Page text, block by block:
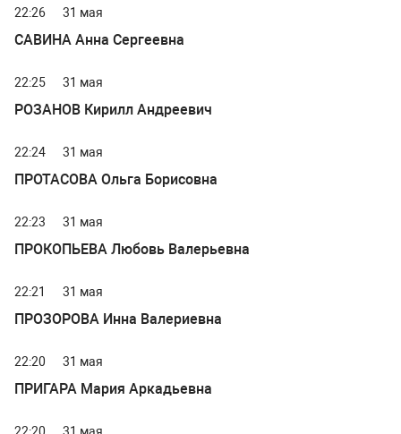
22:26 31 мая
САВИНА Анна Сергеевна
22:25 31 мая
РОЗАНОВ Кирилл Андреевич
22:24 31 мая
ПРОТАСОВА Ольга Борисовна
22:23 31 мая
ПРОКОПЬЕВА Любовь Валерьевна
22:21 31 мая
ПРОЗОРОВА Инна Валериевна
22:20 31 мая
ПРИГАРА Мария Аркадьевна